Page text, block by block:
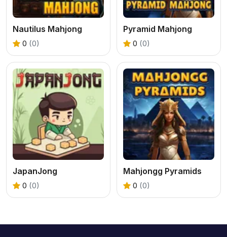
Nautilus Mahjong
0 (0)
Pyramid Mahjong
0 (0)
JapanJong
0 (0)
Mahjongg Pyramids
0 (0)